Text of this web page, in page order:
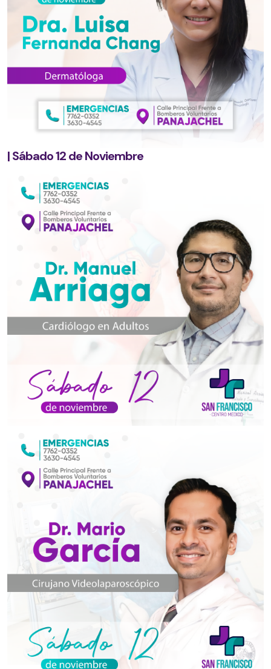
| Sábado 12 de Noviembre